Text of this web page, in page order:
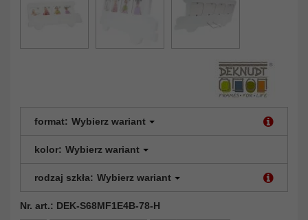
format: Wybierz wariant
kolor: Wybierz wariant
rodzaj szkła: Wybierz wariant
Nr. art.: DEK-S68MF1E4B-78-H